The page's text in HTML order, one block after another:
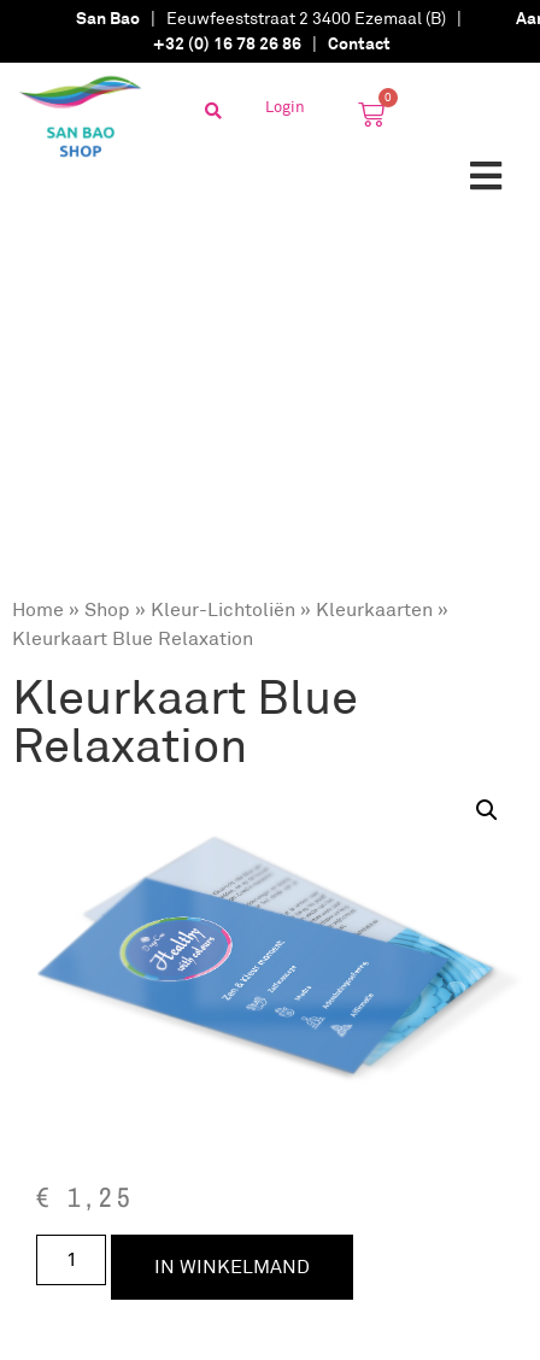
San Bao | Eeuwfeeststraat 2 3400 Ezemaal (B) |
+32 (0) 16 78 26 86 | Contact
Login 0
Home » Shop » Kleur-Lichtoliën » Kleurkaarten »
Kleurkaart Blue Relaxation
Kleurkaart Blue
Relaxation
€ 1,25
IN WINKELMAND